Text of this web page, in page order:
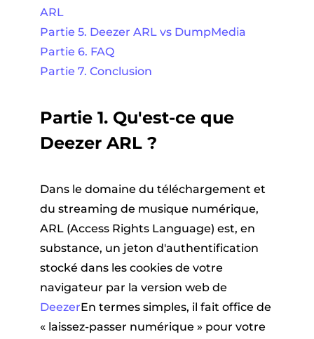
ARL
Partie 5. Deezer ARL vs DumpMedia
Partie 6. FAQ
Partie 7. Conclusion
Partie 1. Qu'est-ce que
Deezer ARL ?
Dans le domaine du téléchargement et
du streaming de musique numérique,
ARL (Access Rights Language) est, en
substance, un jeton d'authentification
stocké dans les cookies de votre
navigateur par la version web de
DeezerEn termes simples, il fait office de
« laissez-passer numérique » pour votre